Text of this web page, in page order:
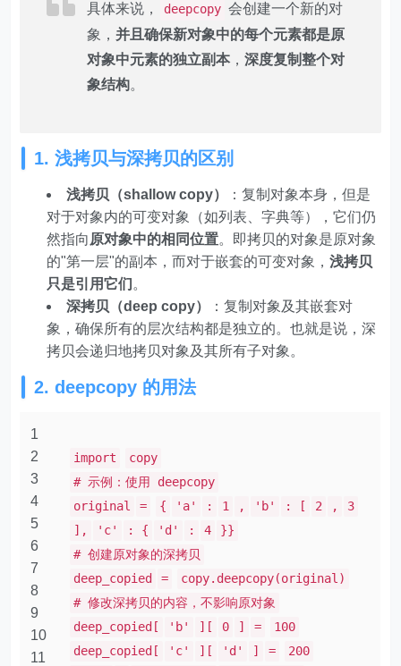
具体来说， deepcopy 会创建一个新的对
象，并且确保新对象中的每个元素都是原
对象中元素的独立副本，深度复制整个对
象结构。
1. 浅拷贝与深拷贝的区别
浅拷贝（shallow copy）
：复制对象本身，但是
对于对象内的可变对象（如列表、字典等），它们仍
然指向 原对象中的相同位置。即拷贝的对象是原对象
的"第一层"的副本，而对于嵌套的可变对象，浅拷贝
只是引用它们 。
深拷贝（deep copy）
：复制对象及其嵌套对
象，确保所有的层次结构都是独立的。也就是说，深
拷贝会递归地拷贝对象及其所有子对象。
2. deepcopy 的用法
1
2
3
4
5
6
7
8
9
10
11
import
copy
# 示例：使用 deepcopy
original
= { 'a' : 1 , 'b' : [ 2 ,
3
],
'c' : { 'd' : 4
}}
# 创建原对象的深拷贝
deep_copied
=
copy.deepcopy(original)
# 修改深拷贝的内容，不影响原对象
deep_copied[
'b' ][ 0 ] =
100
deep_copied[
'c' ][ 'd' ] =
200